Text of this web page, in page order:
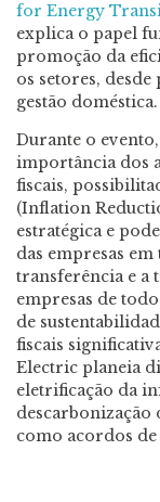
for Energy
explica o papel
promoção da
os setores,
gestão doméstica.
Durante o
importância dos
fiscais,
(Inflation
estratégica e
das empresas
transferência e a
empresas de
de
fiscais
Electric planeia
eletrificação da
descarbonização
como acordos